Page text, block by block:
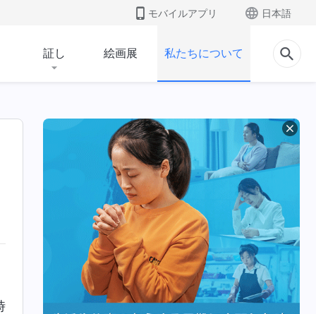
モバイルアプリ 日本語
証し 絵画展 私たちについて